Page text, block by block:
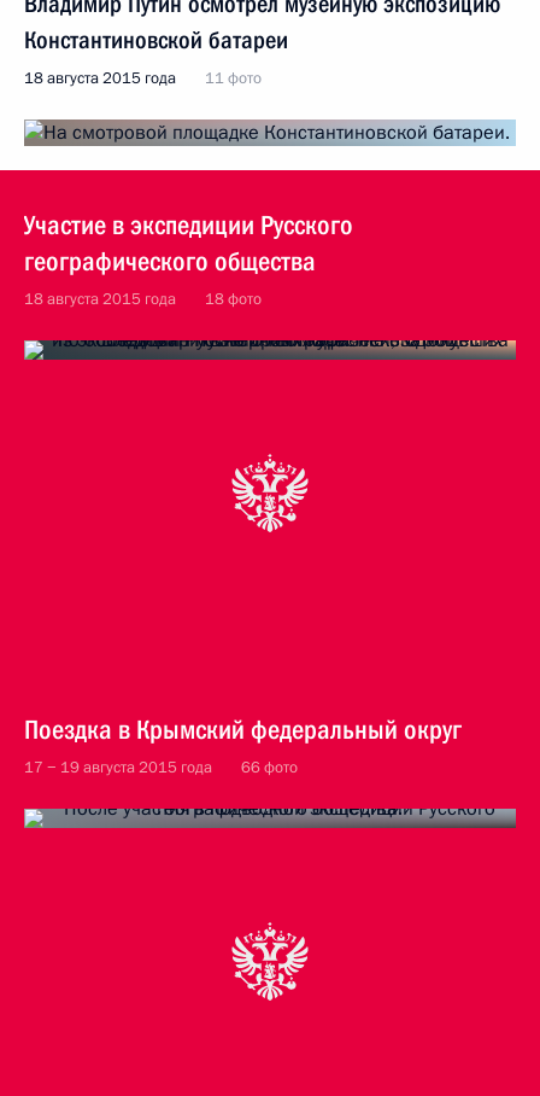
Константиновской батареи
18 августа 2015 года 11 фото
Участие в экспедиции Русского
географического общества
18 августа 2015 года 18 фото
Поездка в Крымский федеральный округ
17 − 19 августа 2015 года 66 фото